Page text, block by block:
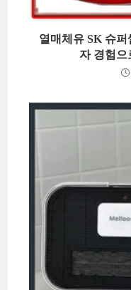
열매체유 SK 슈
자 경험으